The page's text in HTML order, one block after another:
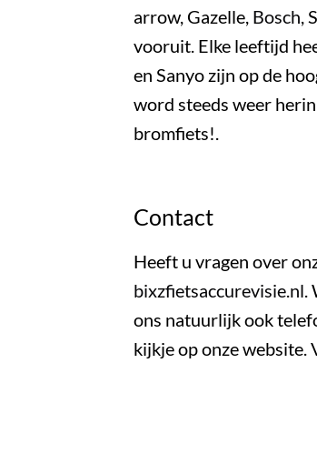
arrow, Gazelle, Bosch,
vooruit. Elke leeftijd
en Sanyo zijn op de
word steeds weer
bromfiets!.
Contact
Heeft u vragen over
bixzfietsaccurevisie.nl.
ons natuurlijk ook
kijkje op onze website.